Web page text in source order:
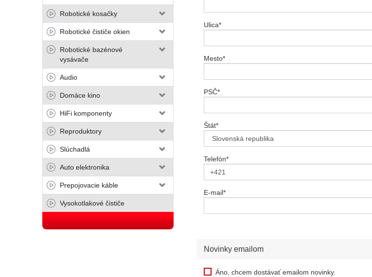
Robotické kosačky
Robotické čističe okien
Robotické bazénové
vysávače
Audio
Domáce kino
HiFi komponenty
Reproduktory
Slúchadlá
Auto elektronika
Prepojovacie káble
Vysokotlakové čističe
Ulica*
Mesto*
PSČ*
Štát*
Telefón*
E-mail*
Novinky emailom
Áno, chcem dostávať emailom novinky.